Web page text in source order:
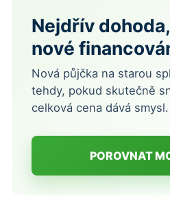
Nejdřív
nové
Nová půjčka na starou
tehdy, pokud skutečně
celková cena dává smysl.
POROVNAT